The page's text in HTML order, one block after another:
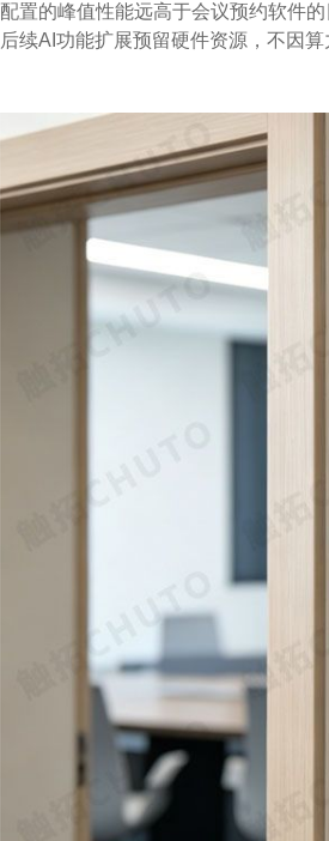
配置的峰值性能远高于会议预约软件
后续AI功能扩展预留硬件资源，不因算